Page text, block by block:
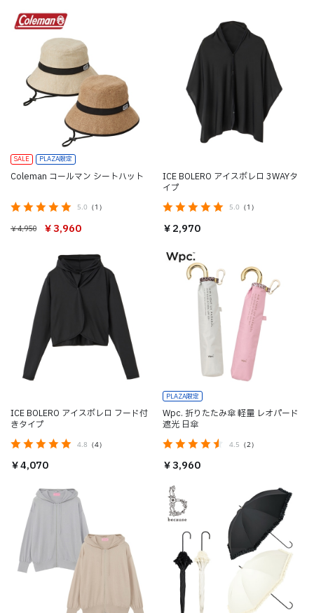
SALE PLAZA限定
Coleman コールマン シートハット
5.0 （1）
￥4,950 ￥3,960
ICE BOLERO アイスボレロ 3WAYタ
イプ
5.0 （1）
￥2,970
ICE BOLERO アイスボレロ フード付
きタイプ
4.8 （4）
￥4,070
PLAZA限定
Wpc. 折りたたみ傘 軽量 レオパード
遮光 日傘
4.5 （2）
￥3,960